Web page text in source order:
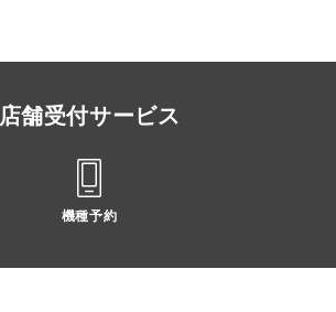
店舗受付サービス
機種予約